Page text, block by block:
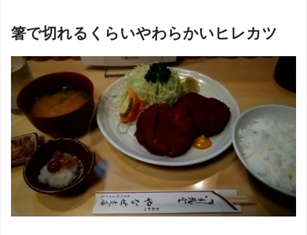
箸で切れるくらいやわらかいヒレカツ